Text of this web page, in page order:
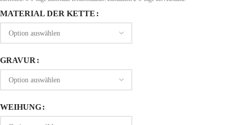
MATERIAL DER KETTE
GRAVUR
WEIHUNG